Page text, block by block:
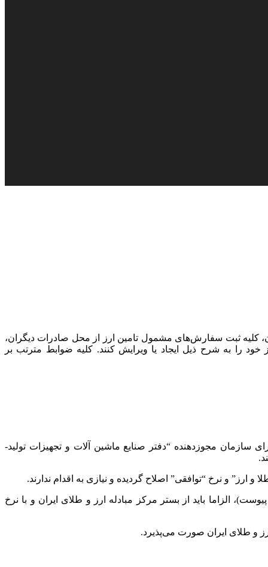
کلیه ثبت سفارش‌های مشمول تامین ارز از محل صادرات دیگران،
را به شرح ذیل ایجاد یا ویرایش کنند. کلیه ضوابط مترتب بر
دارای تعرفه‌های ۸۵۱۷۱۳۹۰، ۸۴۷۱۳۰۲۰، ۸۴۷۱۳۰۴۰، ۸۵۱۷۱۴۲۰ و ۸۵۱۷۶۲۹۰ و همچنین دارای سازمان مجوزدهنده “دفتر صنایع ماشین آلات و تجهیزات تولید-
و نرخ “توافقی” اصلاح گردیده و نیازی به اقدام ندارند.
الزاما باید از بستر مرکز مبادله ارز و طلای ایران و با نرخ